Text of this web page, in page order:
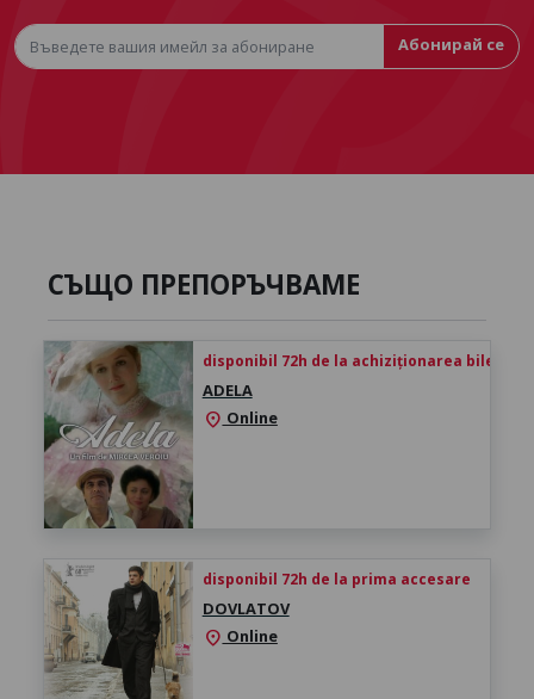
Абонирай се
СЪЩО ПРЕПОРЪЧВАМЕ
disponibil 72h de la achiziționarea biletului
ADELA
location_on Online
disponibil 72h de la prima accesare
DOVLATOV
location_on Online